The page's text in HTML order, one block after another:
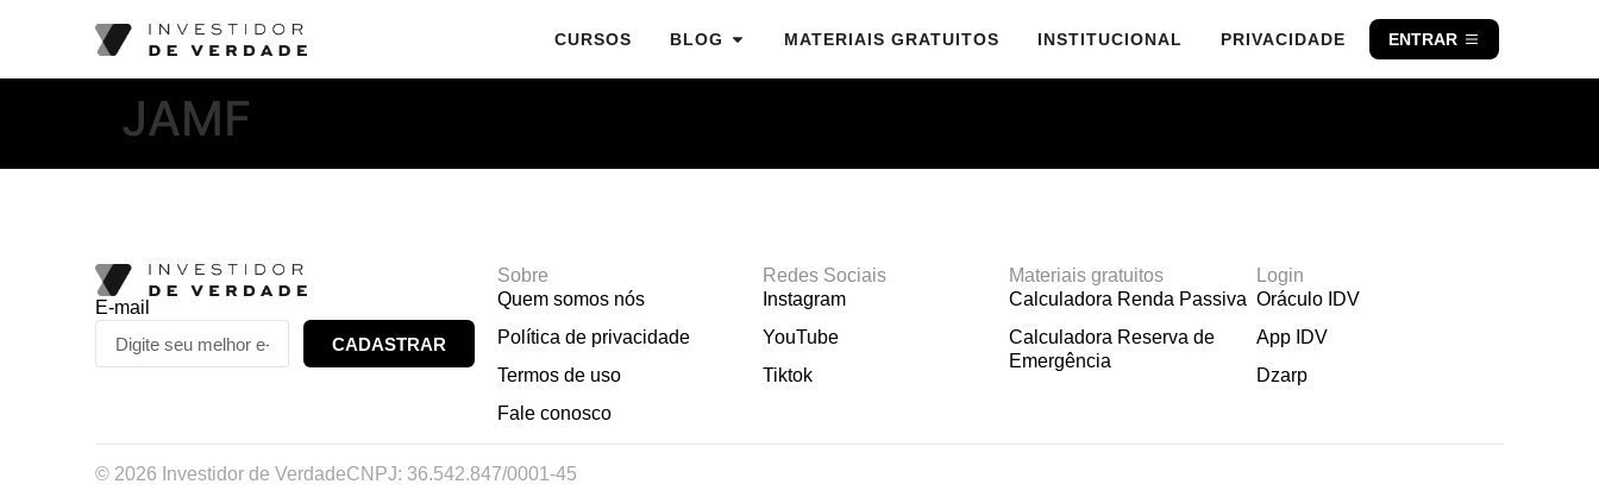
CURSOS BLOG MATERIAIS GRATUITOS INSTITUCIONAL PRIVACIDADE ENTRAR
JAMF
E-mail
CADASTRAR
Sobre
Quem somos nós
Política de privacidade
Termos de uso
Fale conosco
Redes Sociais
Instagram
YouTube
Tiktok
Materiais gratuitos
Calculadora Renda Passiva
Calculadora Reserva de
Emergência
Login
Oráculo IDV
App IDV
Dzarp
© 2026 Investidor de VerdadeCNPJ: 36.542.847/0001-45